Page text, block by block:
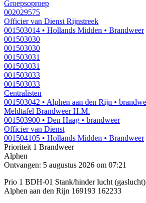
Groepsoproep
002029575
Officier van Dienst Rijnstreek
001503014 • Hollands Midden • Brandweer
001503030
001503030
001503031
001503031
001503033
001503033
Centralisten
001503042 • Alphen aan den Rijn •
Meldtafel Brandweer H.M.
001503900 • Den Haag • brandweer
Officier van Dienst
001504105 • Hollands Midden • Brandweer
Prioriteit 1 Brandweer
Alphen
Ontvangen: 5 augustus 2026 om 07:21
Prio 1 BDH-01 Stank/hinder lucht
Alphen aan den Rijn 169193 162233